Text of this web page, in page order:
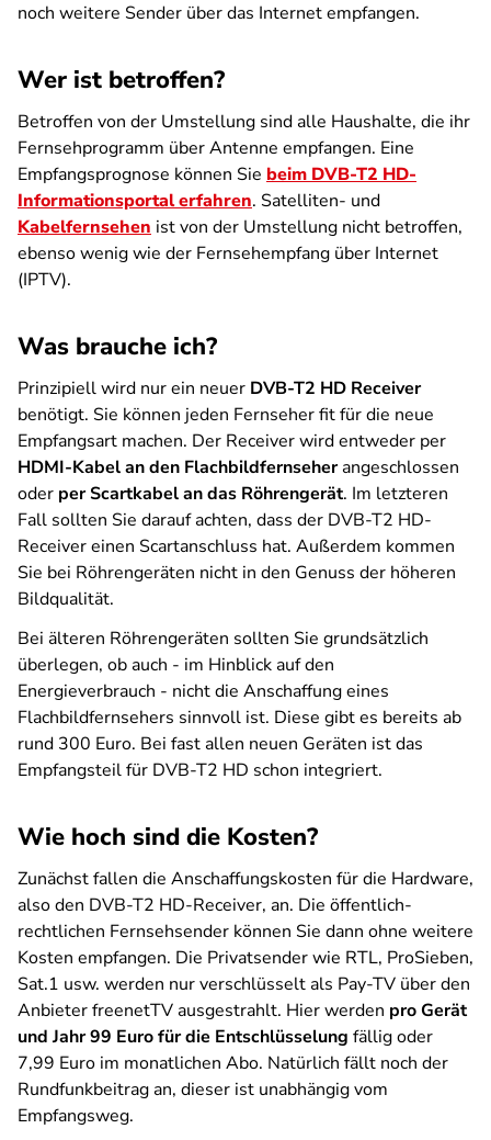
noch weitere Sender über das Internet empfangen.
Wer ist betroffen?
Betroffen von der Umstellung sind alle Haushalte, die ihr
Fernsehprogramm über Antenne empfangen. Eine
Empfangsprognose können Sie beim DVB-T2 HD-
Informationsportal erfahren. Satelliten- und
Kabelfernsehen ist von der Umstellung nicht betroffen,
ebenso wenig wie der Fernsehempfang über Internet
(IPTV).
Was brauche ich?
Prinzipiell wird nur ein neuer DVB-T2 HD Receiver
benötigt. Sie können jeden Fernseher fit für die neue
Empfangsart machen. Der Receiver wird entweder per
HDMI-Kabel an den Flachbildfernseherangeschlossen
oder per Scartkabel an das Röhrengerät. Im letzteren
Fall sollten Sie darauf achten, dass der DVB-T2 HD-
Receiver einen Scartanschluss hat. Außerdem kommen
Sie bei Röhrengeräten nicht in den Genuss der höheren
Bildqualität.
Bei älteren Röhrengeräten sollten Sie grundsätzlich
überlegen, ob auch - im Hinblick auf den
Energieverbrauch - nicht die Anschaffung eines
Flachbildfernsehers sinnvoll ist. Diese gibt es bereits ab
rund 300 Euro. Bei fast allen neuen Geräten ist das
Empfangsteil für DVB-T2 HD schon integriert.
Wie hoch sind die Kosten?
Zunächst fallen die Anschaffungskosten für die Hardware,
also den DVB-T2 HD-Receiver, an. Die öffentlich-
rechtlichen Fernsehsender können Sie dann ohne weitere
Kosten empfangen. Die Privatsender wie RTL, ProSieben,
Sat.1 usw. werden nur verschlüsselt als Pay-TV über den
Anbieter freenetTV ausgestrahlt. Hier werden pro Gerät
und Jahr 99 Euro für die Entschlüsselung fällig oder
7,99 Euro im monatlichen Abo. Natürlich fällt noch der
Rundfunkbeitrag an, dieser ist unabhängig vom
Empfangsweg.